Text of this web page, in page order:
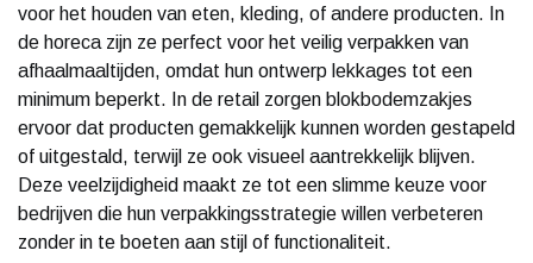
voor het houden van eten, kleding, of andere producten. In
de horeca zijn ze perfect voor het veilig verpakken van
afhaalmaaltijden, omdat hun ontwerp lekkages tot een
minimum beperkt. In de retail zorgen blokbodemzakjes
ervoor dat producten gemakkelijk kunnen worden gestapeld
of uitgestald, terwijl ze ook visueel aantrekkelijk blijven.
Deze veelzijdigheid maakt ze tot een slimme keuze voor
bedrijven die hun verpakkingsstrategie willen verbeteren
zonder in te boeten aan stijl of functionaliteit.